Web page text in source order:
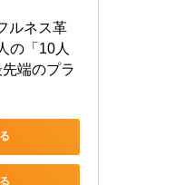
ルネス革
の「10人
端のプラ